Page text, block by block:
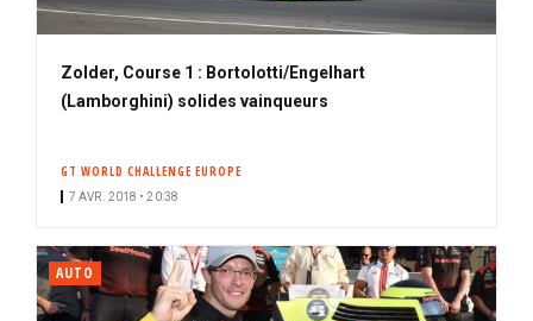
Zolder, Course 1 : Bortolotti/Engelhart
(Lamborghini) solides vainqueurs
GT WORLD CHALLENGE EUROPE
7 AVR. 2018 • 20:38
AUTO